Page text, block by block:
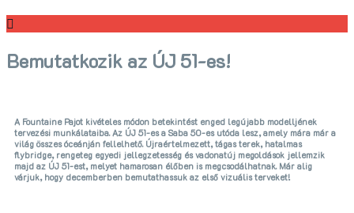
Bemutatkozik az ÚJ 51-es!
A Fountaine Pajot kivételes módon betekintést enged legújabb modelljének
tervezési munkálataiba. Az ÚJ 51-es a Saba 50-es utóda lesz, amely mára már a
világ összes óceánján fellelhető. Újraértelmezett, tágas terek, hatalmas
flybridge, rengeteg egyedi jellegzetesség és vadonatúj megoldások jellemzik
majd az ÚJ 51-est, melyet hamarosan élőben is megcsodálhatnak. Már alig
várjuk, hogy decemberben bemutathassuk az első vizuális terveket!